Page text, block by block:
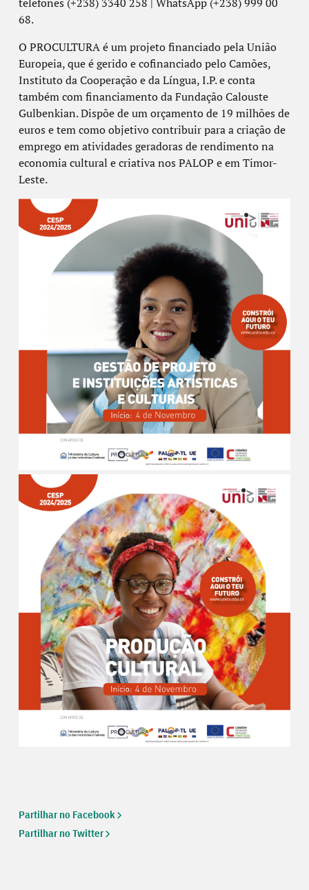
68.
O PROCULTURA é um projeto financiado pela União
Europeia, que é gerido e cofinanciado pelo Camões,
Instituto da Cooperação e da Língua, I.P. e conta
também com financiamento da Fundação Calouste
Gulbenkian. Dispõe de um orçamento de 19 milhões de
euros e tem como objetivo contribuir para a criação de
emprego em atividades geradoras de rendimento na
economia cultural e criativa nos PALOP e em Timor-
Leste.
Partilhar no Facebook
Partilhar no Twitter